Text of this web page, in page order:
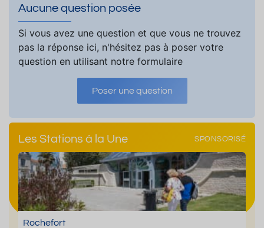
Aucune question posée
Si vous avez une question et que vous ne trouvez
pas la réponse ici, n'hésitez pas à poser votre
question en utilisant notre formulaire
Poser une question
Les Stations à la Une SPONSORISÉ
Rochefort